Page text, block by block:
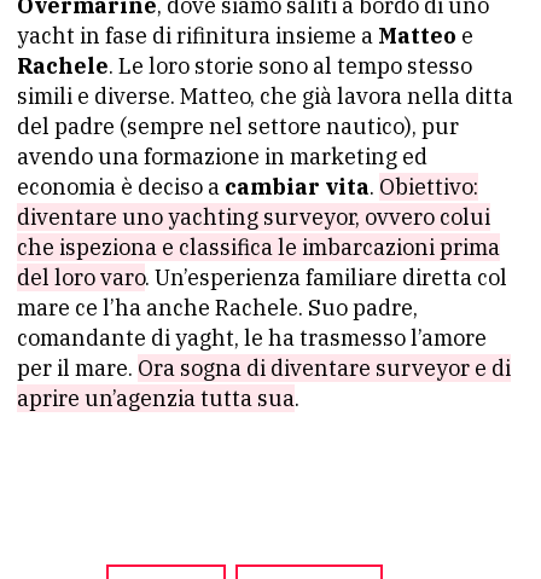
yacht in fase di rifinitura insieme a Matteo e
Rachele. Le loro storie sono al tempo stesso
simili e diverse. Matteo, che già lavora nella ditta
del padre (sempre nel settore nautico), pur
avendo una formazione in marketing ed
economia è deciso a cambiar vita. Obiettivo:
diventare uno yachting surveyor, ovvero colui
che ispeziona e classifica le imbarcazioni prima
del loro varo. Un’esperienza familiare diretta col
mare ce l’ha anche Rachele. Suo padre,
comandante di yaght, le ha trasmesso l’amore
per il mare. Ora sogna di diventare surveyor e di
aprire un’agenzia tutta sua.